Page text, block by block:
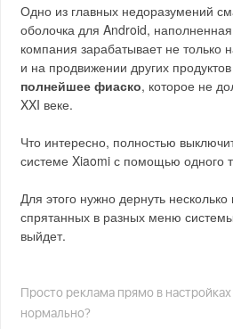
Одно из главных недоразумений
оболочка для Android,
компания зарабатывает не только
и на продвижении других
полнейшее фиаско, которое не
XXI веке.
Что интересно, полностью
системе Xiaomi с помощью одного
Для этого нужно дернуть
спрятанных в разных меню
выйдет.
Просто реклама прямо в
нормально?